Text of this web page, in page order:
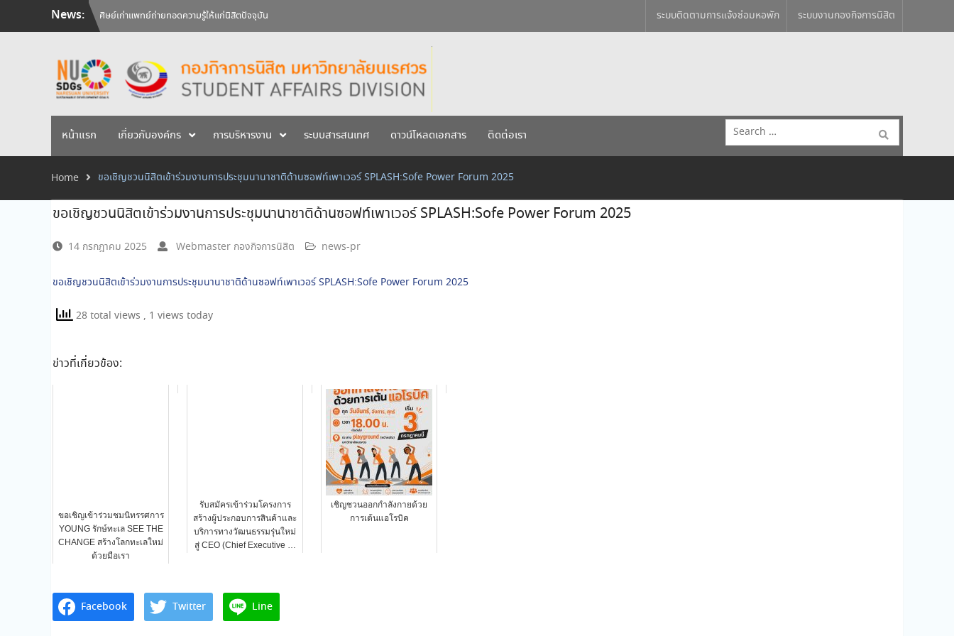
News:
ศิษย์เก่าแพทย์ถ่ายทอดความรู้ให้แก่นิสิตปัจจุบัน
วันคล้ายวันสถาปนามหาวิทยาลัยนเรศวร ครบรอบ 36 ปี 29 กรกฎาคม 2569
ระบบติดตามการแจ้งซ่อมหอพัก ระบบงานกองกิจการนิสิต
หน้าแรก เกี่ยวกับองค์กร การบริหารงาน ระบบสารสนเทศ ดาวน์โหลดเอกสาร ติดต่อเรา
Search
for:
Home ขอเชิญชวนนิสิตเข้าร่วมงานการประชุมนานาชาติด้านซอฟท์เพาเวอร์ SPLASH:Sofe Power Forum 2025
ขอเชิญชวนนิสิตเข้าร่วมงานการประชุมนานาชาติด้านซอฟท์เพาเวอร์ SPLASH:Sofe Power Forum 2025
14 กรกฎาคม 2025 Webmaster กองกิจการนิสิต news-pr
ขอเชิญชวนนิสิตเข้าร่วมงานการประชุมนานาชาติด้านซอฟท์เพาเวอร์ SPLASH:Sofe Power Forum 2025
28 total views , 1 views today
ข่าวที่เกี่ยวข้อง:
ขอเชิญเข้าร่วมชมนิทรรศการ
YOUNG รักษ์ทะเล SEE THE
CHANGE สร้างโลกทะเลใหม่
ด้วยมือเรา
รับสมัครเข้าร่วมโครงการ
สร้างผู้ประกอบการสินค้าและ
บริการทางวัฒนธรรมรุ่นใหม่
สู่ CEO (Chief Executive …
เชิญชวนออกกำลังกายด้วย
การเต้นแอโรบิค
Facebook Twitter Line